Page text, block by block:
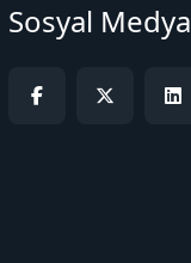
Sosyal Medya